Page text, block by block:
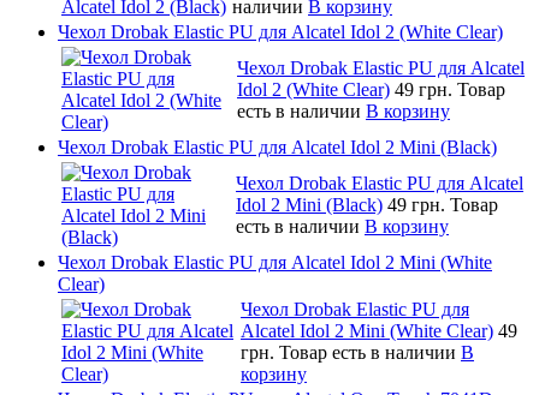
наличии В корзину
Чехол Drobak Elastic PU для Alcatel Idol 2 (White Clear)
Чехол Drobak Elastic PU для Alcatel
Idol 2 (White Clear) 49 грн. Товар
есть в наличии В корзину
Чехол Drobak Elastic PU для Alcatel Idol 2 Mini (Black)
Чехол Drobak Elastic PU для Alcatel
Idol 2 Mini (Black) 49 грн. Товар
есть в наличии В корзину
Чехол Drobak Elastic PU для Alcatel Idol 2 Mini (White
Clear)
Чехол Drobak Elastic PU для
Alcatel Idol 2 Mini (White Clear) 49
грн. Товар есть в наличии В
корзину